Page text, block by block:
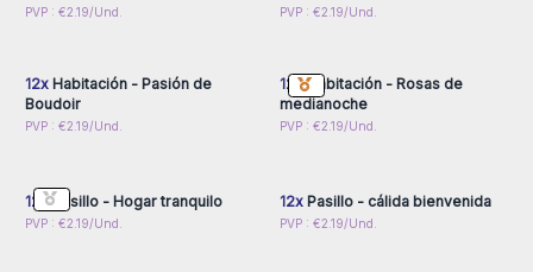
PVP : €2.19/Und. PVP : €2.19/Und.
Inicie sesión o regístrese
12xHabitación - Pasión de
Boudoir
PVP : €2.19/Und.
Inicie sesión o regístrese
12xHabitación - Rosas de
medianoche
PVP : €2.19/Und.
Inicie sesión o regístrese
12xPasillo - Hogar tranquilo
PVP : €2.19/Und.
Inicie sesión o regístrese
12xPasillo - cálida bienvenida
PVP : €2.19/Und.
Inicie sesión o regístrese
Inicie sesión o regístrese